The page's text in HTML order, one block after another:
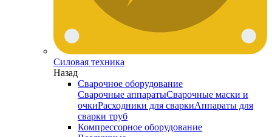
Силовая техника
Назад
Сварочное оборудование
Сварочные аппаратыСварочные маски и
очкиРасходники для сваркиАппараты для
сварки труб
Компрессорное оборудование